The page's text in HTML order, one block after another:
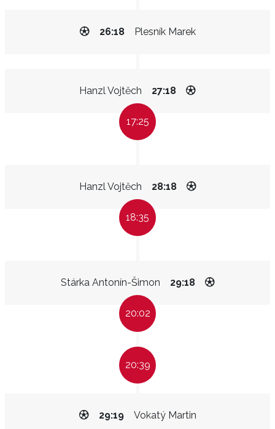
Plesník Marek
26:18
Hanzl Vojtěch 27:18
17:25
Hanzl Vojtěch 28:18
18:35
Stárka Antonín-Šimon 29:18
20:02
20:39
Vokatý Martin
29:19